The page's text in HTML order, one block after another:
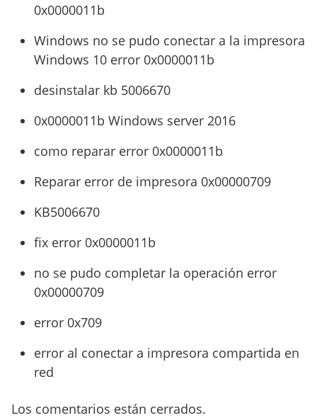
0x0000011b
Windows no se pudo conectar a la impresora
Windows 10 error 0x0000011b
desinstalar kb 5006670
0x0000011b Windows server 2016
como reparar error 0x0000011b
Reparar error de impresora 0x00000709
KB5006670
fix error 0x0000011b
no se pudo completar la operación error
0x00000709
error 0x709
error al conectar a impresora compartida en
red
Los comentarios están cerrados.